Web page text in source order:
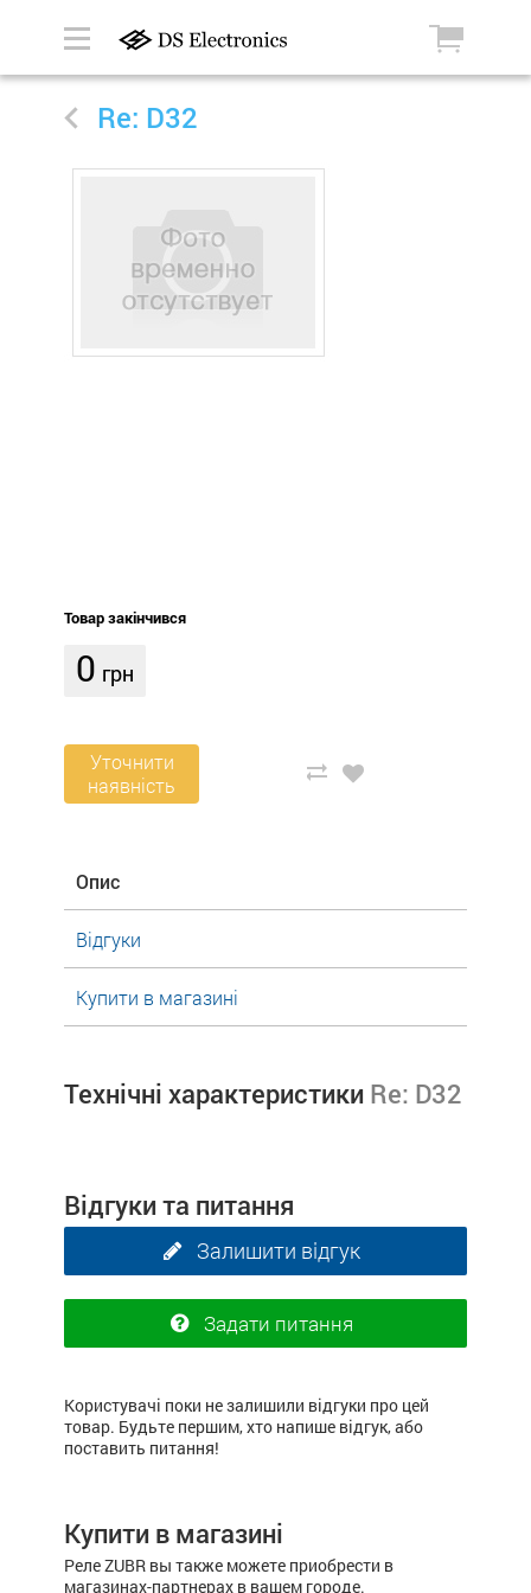
Re: D32
Товар закінчився
0 грн
Уточнити
наявність
Опис
Відгуки
Купити в магазині
Технічні характеристики Re: D32
Відгуки та питання
Залишити відгук
Задати питання
Користувачі поки не залишили відгуки про цей
товар. Будьте першим, хто напише відгук, або
поставить питання!
Купити в магазині
Реле ZUBR вы также можете приобрести в
магазинах-партнерах в вашем городе.